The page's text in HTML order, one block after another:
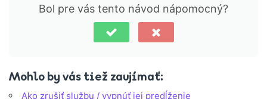
Bol pre vás tento návod nápomocný?
Mohlo by vás tiež zaujímať:
Ako zrušiť službu / vypnúť jej predĺženie